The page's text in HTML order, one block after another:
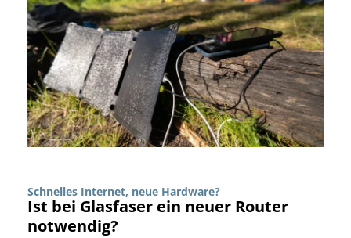
Schnelles Internet, neue Hardware?
Ist bei Glasfaser ein neuer Router
notwendig?